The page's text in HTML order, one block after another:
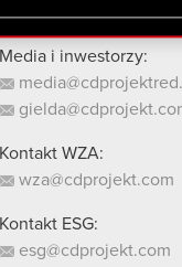
Media i inwestorzy:
Kontakt WZA:
wza@cdprojekt.com
Kontakt ESG:
esg@cdprojekt.com